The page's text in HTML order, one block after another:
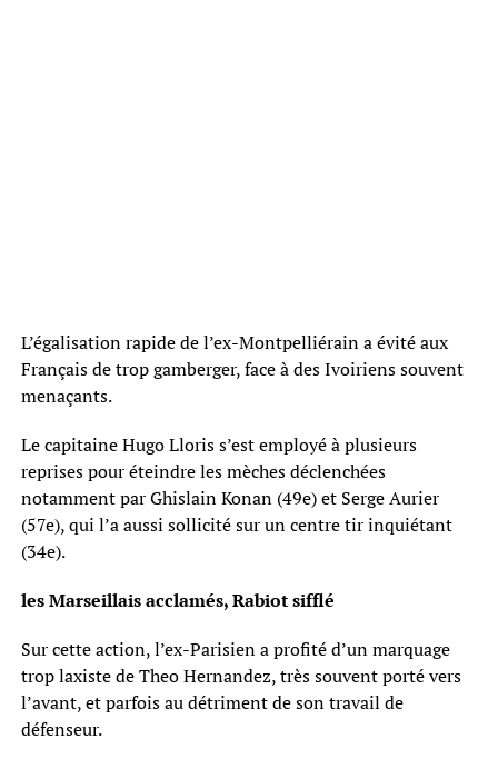
L’égalisation rapide de l’ex-Montpelliérain a évité aux
Français de trop gamberger, face à des Ivoiriens souvent
menaçants.
Le capitaine Hugo Lloris s’est employé à plusieurs
reprises pour éteindre les mèches déclenchées
notamment par Ghislain Konan (49e) et Serge Aurier
(57e), qui l’a aussi sollicité sur un centre tir inquiétant
(34e).
les Marseillais acclamés, Rabiot sifflé
Sur cette action, l’ex-Parisien a profité d’un marquage
trop laxiste de Theo Hernandez, très souvent porté vers
l’avant, et parfois au détriment de son travail de
défenseur.